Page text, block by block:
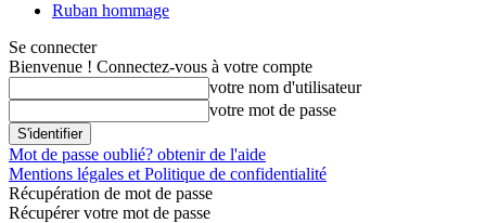
Ruban hommage
Se connecter
Bienvenue ! Connectez-vous à votre compte
votre nom d'utilisateur
votre mot de passe
Mot de passe oublié? obtenir de l'aide
Mentions légales et Politique de confidentialité
Récupération de mot de passe
Récupérer votre mot de passe